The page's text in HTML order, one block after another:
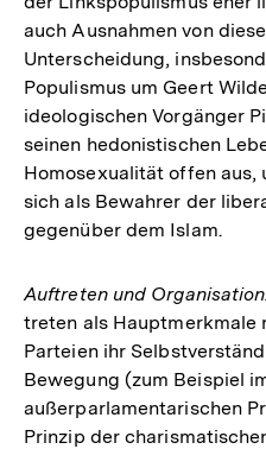
auch Ausnahmen von
Unterscheidung,
Populismus um Geert
ideologischen Vorgänger
seinen hedonistischen
Homosexualität offen aus,
sich als Bewahrer der
gegenüber dem Islam.
Auftreten und Organisation.
treten als Hauptmerkmale
Parteien ihr
Bewegung (zum Beispiel
außerparlamentarischen
Prinzip der